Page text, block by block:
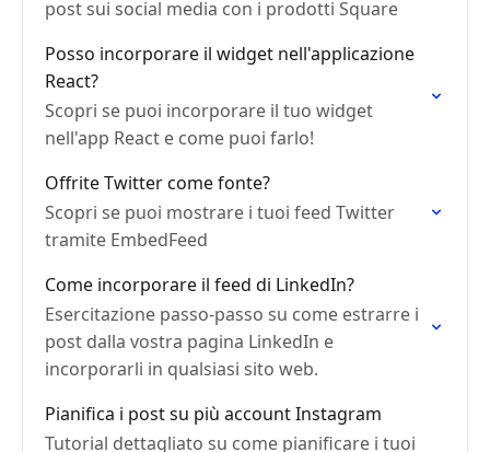
post sui social media con i prodotti Square
Posso incorporare il widget nell'applicazione
React?
Scopri se puoi incorporare il tuo widget
nell'app React e come puoi farlo!
Offrite Twitter come fonte?
Scopri se puoi mostrare i tuoi feed Twitter
tramite EmbedFeed
Come incorporare il feed di LinkedIn?
Esercitazione passo-passo su come estrarre i
post dalla vostra pagina LinkedIn e
incorporarli in qualsiasi sito web.
Pianifica i post su più account Instagram
Tutorial dettagliato su come pianificare i tuoi